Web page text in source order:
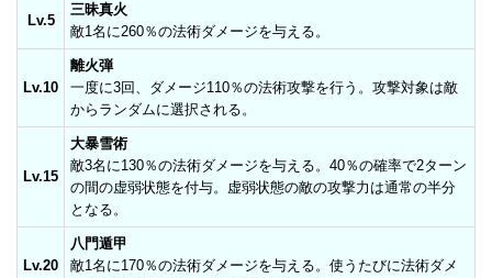
Lv.5
三昧真火
敵1名に260％の法術ダメージを与える。
Lv.10
離火弾
一度に3回、ダメージ110％の法術攻撃を行う。攻撃対象は敵
からランダムに選択される。
Lv.15
大暴雪術
敵3名に130％の法術ダメージを与える。40％の確率で2ターン
の間の虚弱状態を付与。虚弱状態の敵の攻撃力は通常の半分
となる。
Lv.20
八門遁甲
敵1名に170％の法術ダメージを与える。使うたびに法術ダメ